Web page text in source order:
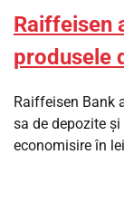
Raiffeisen
produsele
Raiffeisen Bank
sa de depozite
economisire în